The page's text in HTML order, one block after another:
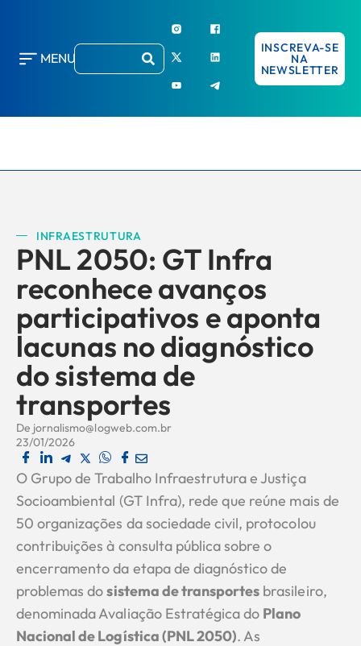
MENU
INSCREVA-SE
NA
NEWSLETTER
INFRAESTRUTURA
PNL 2050: GT Infra
reconhece avanços
participativos e aponta
lacunas no diagnóstico
do sistema de
transportes
De jornalismo@logweb.com.br
23/01/2026
O Grupo de Trabalho Infraestrutura e Justiça
Socioambiental (GT Infra), rede que reúne mais de
50 organizações da sociedade civil, protocolou
contribuições à consulta pública sobre o
encerramento da etapa de diagnóstico de
problemas dosistema de transportes brasileiro,
denominada Avaliação Estratégica do Plano
Nacional de Logística (PNL 2050). As